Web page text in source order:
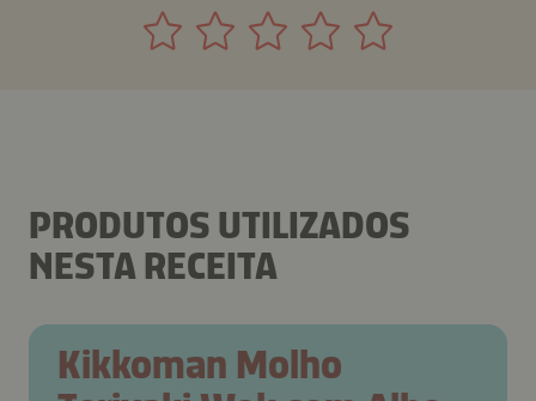
PRODUTOS UTILIZADOS
NESTA RECEITA
Kikkoman Molho